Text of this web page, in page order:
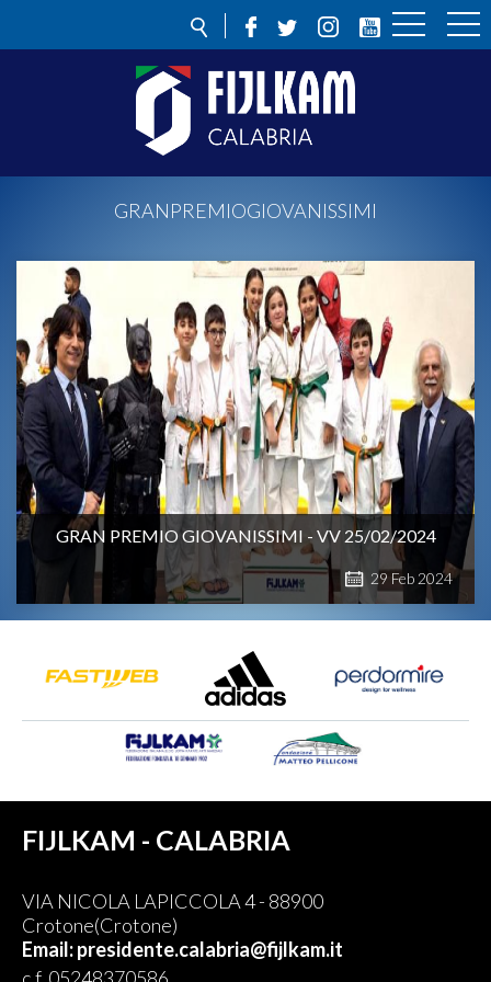
GRANPREMIOGIOVANISSIMI
GRAN PREMIO GIOVANISSIMI - VV 25/02/2024
29 Feb 2024
FIJLKAM - CALABRIA
VIA NICOLA LAPICCOLA 4 - 88900
Crotone(Crotone)
Email: presidente.calabria@fijlkam.it